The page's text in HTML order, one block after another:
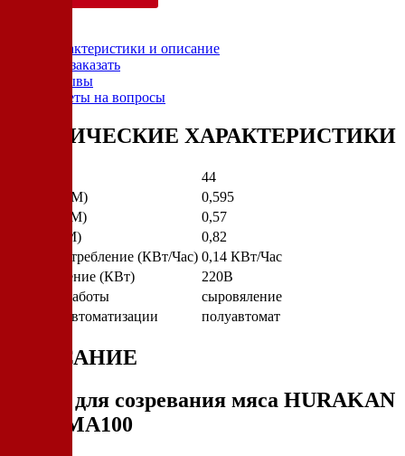
Характеристики и описание
Как заказать
Отзывы
Ответы на вопросы
ТЕХНИЧЕСКИЕ ХАРАКТЕРИСТИКИ
44
Ширина (М)
0,595
Глубина (М)
0,57
Высота (М)
0,82
Энергопотребление (КВт/Час) 0,14 КВт/Час
Подключение (КВт)
220В
Режимы работы
сыровяление
Степень автоматизации
полуавтомат
ОПИСАНИЕ
Шкаф для созревания мяса HURAKAN
HKN-MA100